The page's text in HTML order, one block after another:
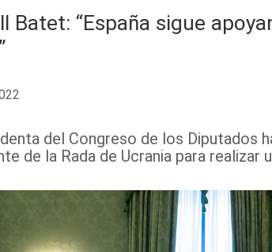
Batet: “España sigue
del Congreso de los Diputados
de la Rada de Ucrania para realizar